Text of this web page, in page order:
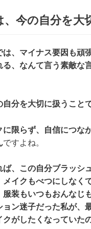
今の自分を大
は、マイナス要因も頑
る、なんて言う素敵な
分を大切に扱うこと
に限らず、自信につな
ですよね。
ば、この自分ブラッシ
メイクもべつにしなく
装もいつもおんなじも
ョン迷子だった私が、
がしたくなっていた